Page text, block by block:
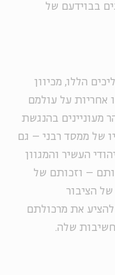
בבוידעם של
הללו, מכיוון
אחריות על עולמם
מעוניינים בהנגשת
של ממסד רבני – גם
העשיר והמגוון
– וזכותם של
הציבור
את מרכולתם
שלה.